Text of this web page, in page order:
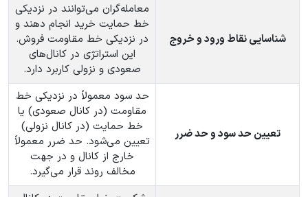
شناسایی نقاط ورود و خروج
معامله‌گران می‌توانند در نزدیکی
خط حمایت خرید انجام دهند و
در نزدیکی خط مقاومت فروش.
این استراتژی در کانال‌های
صعودی و نزولی کاربرد دارد.
تعیین حد سود و حد ضرر
حد سود معمولاً در نزدیکی خط
مقاومت (در کانال صعودی) یا
خط حمایت (در کانال نزولی)
تعیین می‌شود. حد ضرر معمولاً
خارج از کانال و در جهت
مخالف روند قرار می‌گیرد.